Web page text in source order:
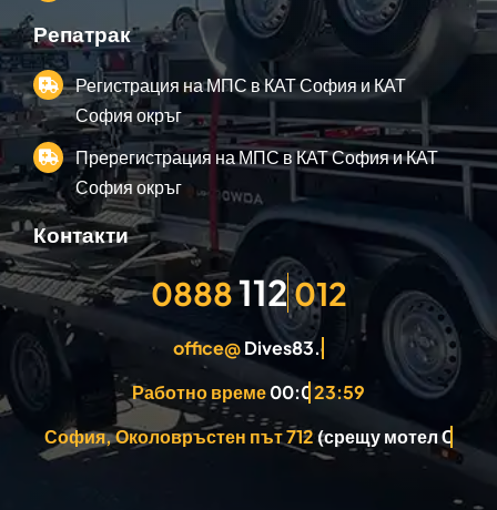
Репатрак
Регистрация на МПС в КАТ София и КАТ
София окръг
Пререгистрация на МПС в КАТ София и КАТ
София окръг
Контакти
0888 012
office@
Работно време 23:59
София, Околовръстен път 712